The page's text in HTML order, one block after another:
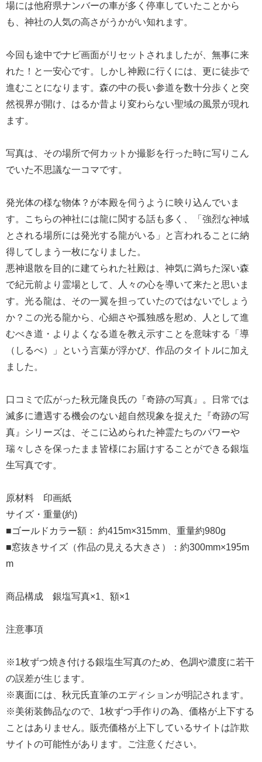
場には他府県ナンバーの車が多く停車していたことから
も、神社の人気の高さがうかがい知れます。
今回も途中でナビ画面がリセットされましたが、無事に来
れた！と一安心です。しかし神殿に行くには、更に徒歩で
進むことになります。森の中の長い参道を数十分歩くと突
然視界が開け、はるか昔より変わらない聖域の風景が現れ
ます。
写真は、その場所で何カットか撮影を行った時に写りこん
でいた不思議な一コマです。
発光体の様な物体？が本殿を伺うように映り込んでいま
す。こちらの神社には龍に関する話も多く、「強烈な神域
とされる場所には発光する龍がいる」と言われることに納
得してしまう一枚になりました。
悪神退散を目的に建てられた社殿は、神気に満ちた深い森
で紀元前より霊場として、人々の心を導いて来たと思いま
す。光る龍は、その一翼を担っていたのではないでしょう
か？この光る龍から、心細さや孤独感を慰め、人として進
むべき道・よりよくなる道を教え示すことを意味する「導
（しるべ）」という言葉が浮かび、作品のタイトルに加え
ました。
口コミで広がった秋元隆良氏の『奇跡の写真』。日常では
滅多に遭遇する機会のない超自然現象を捉えた『奇跡の写
真』シリーズは、そこに込められた神霊たちのパワーや
瑞々しさを保ったまま皆様にお届けすることができる銀塩
生写真です。
原材料 印画紙
サイズ・重量(約)
■ゴールドカラー額： 約415m×315mm、重量約980g
■窓抜きサイズ（作品の見える大きさ）：約300mm×195m
m
商品構成 銀塩写真×1、額×1
注意事項
※1枚ずつ焼き付ける銀塩生写真のため、色調や濃度に若干
の誤差が生じます。
※裏面には、秋元氏直筆のエディションが明記されます。
※美術装飾品なので、1枚ずつ手作りの為、価格が上下する
ことはありません。販売価格が上下しているサイトは詐欺
サイトの可能性があります。ご注意ください。